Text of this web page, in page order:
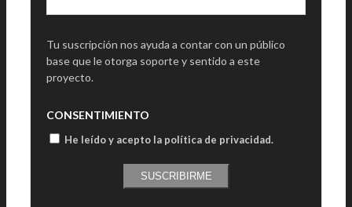
Tu suscripción nos ayuda a contar con un público
base que le otorga soporte y sentido a este
proyecto.
CONSENTIMIENTO
He leído y acepto la política de privacidad.
SUSCRIBIRME